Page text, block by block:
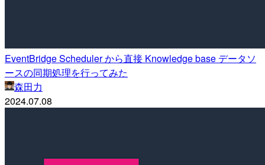
EventBridge Scheduler から直接 Knowledge base データソ
ースの同期処理を行ってみた
森田力
2024.07.08